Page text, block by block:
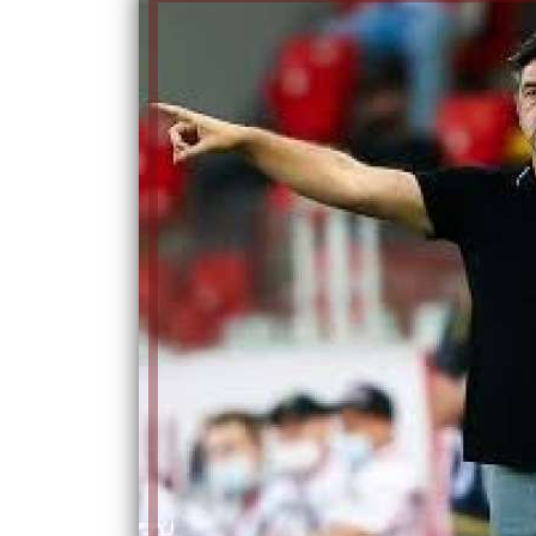
إلهام شرشر تكتب: دي مبقتش كورة..
دي سياسة
الكاتبة إلهام شرشر تهنئ الرئيس
السيسي بعيد ميلاده وتُشيد بجهوده
في بناء الدولة